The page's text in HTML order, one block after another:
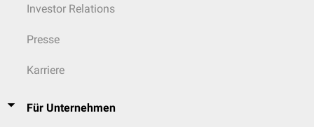
Investor Relations
Presse
Karriere
Für Unternehmen